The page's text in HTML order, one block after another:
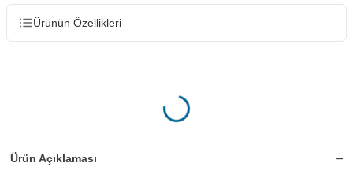
Ürünün Özellikleri
Ürün Açıklaması